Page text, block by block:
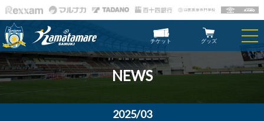
チケット グッズ
NEWS
2025/03